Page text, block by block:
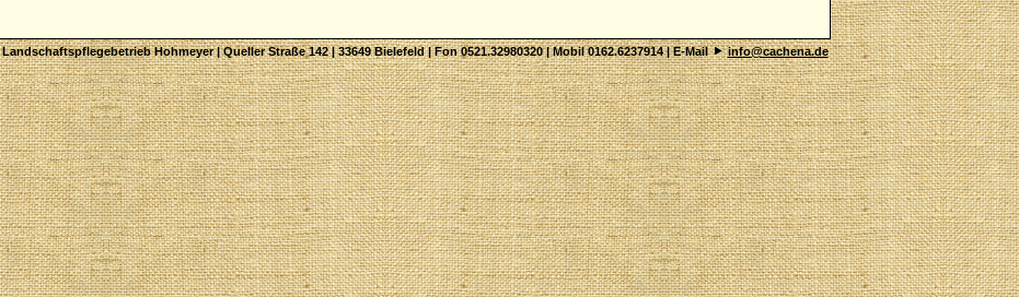
Landschaftspflegebetrieb Hohmeyer | Queller Straße 142 | 33649 Bielefeld | Fon 0521.32980320 | Mobil 0162.6237914 | E-Mail info@cachena.de